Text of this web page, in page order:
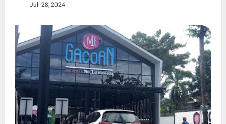
Juli 28, 2024